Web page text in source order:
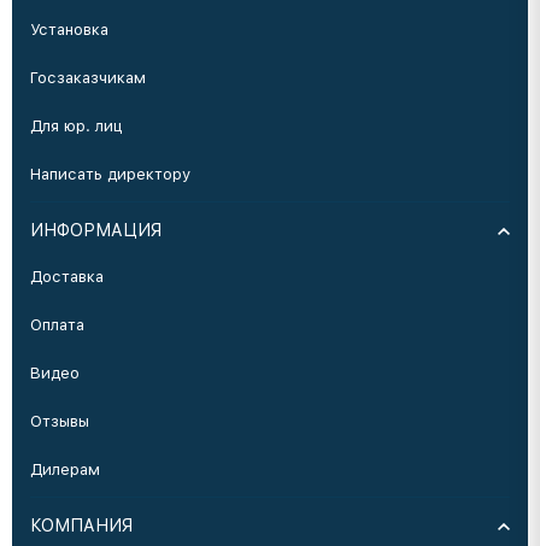
Установка
Госзаказчикам
Для юр. лиц
Написать директору
ИНФОРМАЦИЯ
Доставка
Оплата
Видео
Отзывы
Дилерам
КОМПАНИЯ